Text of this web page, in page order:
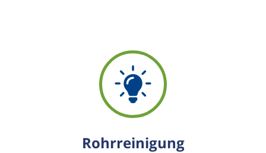
Rohrreinigung